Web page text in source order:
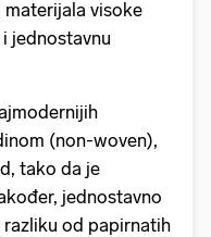
visoke
jednostavnu
(non-woven),
tako da je
jednostavno
razliku od papirnatih